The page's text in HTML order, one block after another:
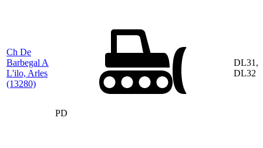
Ch De
Barbegal A
L'ilo, Arles
(13280)
PD
DL31,
DL32